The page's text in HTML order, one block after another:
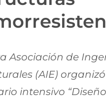
Socios
Asociación de
(AIE)
intensivo